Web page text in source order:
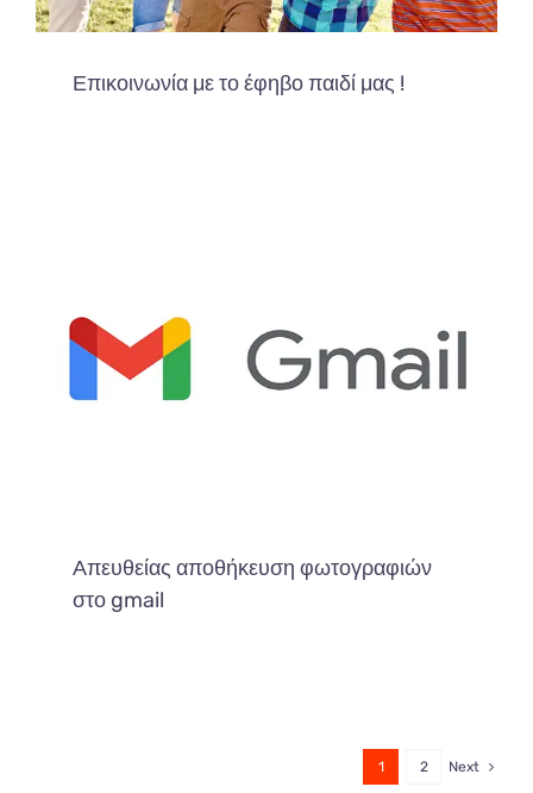
Επικοινωνία με το έφηβο παιδί μας !
Απευθείας αποθήκευση φωτογραφιών
στο gmail
1 2 Next